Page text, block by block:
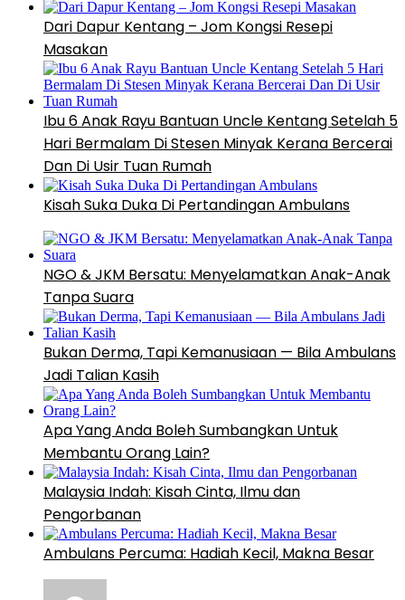
Dari Dapur Kentang – Jom Kongsi Resepi
Masakan
Ibu 6 Anak Rayu Bantuan Uncle Kentang Setelah 5
Hari Bermalam Di Stesen Minyak Kerana Bercerai
Dan Di Usir Tuan Rumah
Kisah Suka Duka Di Pertandingan Ambulans
NGO & JKM Bersatu: Menyelamatkan Anak-Anak
Tanpa Suara
Bukan Derma, Tapi Kemanusiaan — Bila Ambulans
Jadi Talian Kasih
Apa Yang Anda Boleh Sumbangkan Untuk
Membantu Orang Lain?
Malaysia Indah: Kisah Cinta, Ilmu dan
Pengorbanan
Ambulans Percuma: Hadiah Kecil, Makna Besar